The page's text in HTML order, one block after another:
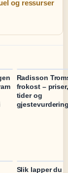
og ressurser
Radisson
frokost – priser,
tider og
Slik lapper du